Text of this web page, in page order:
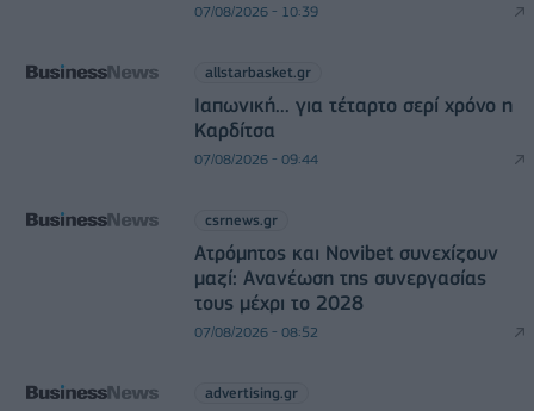
07/08/2026 - 10:39
allstarbasket.gr
Ιαπωνική... για τέταρτο σερί χρόνο η
Καρδίτσα
07/08/2026 - 09:44
csrnews.gr
Ατρόμητος και Novibet συνεχίζουν
μαζί: Ανανέωση της συνεργασίας
τους μέχρι το 2028
07/08/2026 - 08:52
advertising.gr